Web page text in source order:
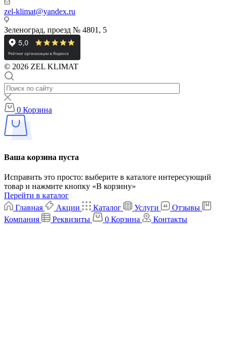
zel-klimat@yandex.ru
Зеленоград, проезд № 4801, 5
© 2026 ZEL KLIMAT
0 Корзина
Ваша корзина пуста
Исправить это просто: выберите в каталоге интересующий
товар и нажмите кнопку «В корзину»
Перейти в каталог
Главная
Акции Каталог Услуги
Отзывы
Компания
Реквизиты 0 Корзина Контакты